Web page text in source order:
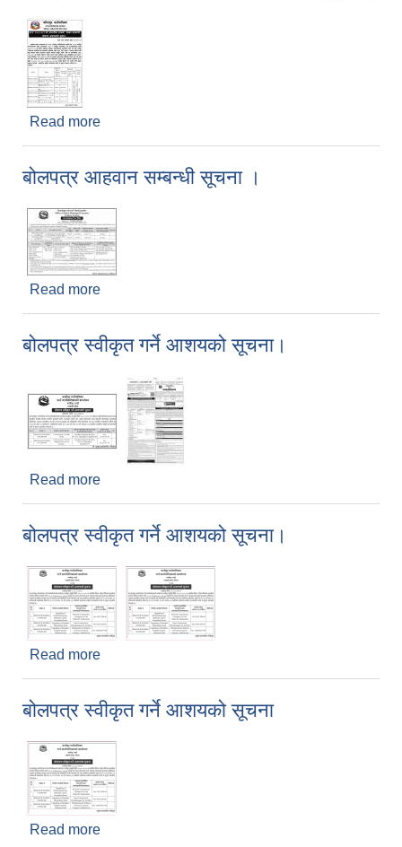
Read more
बोलपत्र आहवान सम्बन्धी सूचना ।
Read more
बोलपत्र स्वीकृत गर्ने आशयको सूचना।
Read more
बोलपत्र स्वीकृत गर्ने आशयको सूचना।
Read more
बोलपत्र स्वीकृत गर्ने आशयको सूचना
Read more